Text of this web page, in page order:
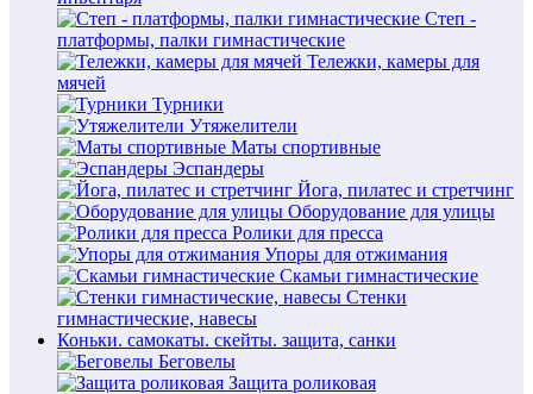
Степ -
платформы, палки гимнастические
Тележки, камеры для
мячей
Турники
Утяжелители
Маты спортивные
Эспандеры
Йога, пилатес и стретчинг
Оборудование для улицы
Ролики для пресса
Упоры для отжимания
Скамьи гимнастические
Стенки
гимнастические, навесы
Коньки. самокаты. скейты. защита, санки
Беговелы
Защита роликовая